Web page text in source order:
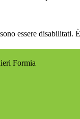
essere
Formia